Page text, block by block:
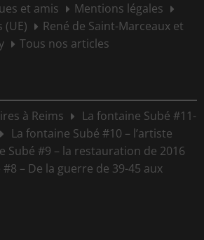
et amis
Mentions légales
(UE)
René de Saint-Marceaux et
Tous nos articles
à Reims
La fontaine Subé #11-
La fontaine Subé #10 – l’artiste
Subé #9 – la restauration de 2016
– De la guerre de 39-45 aux